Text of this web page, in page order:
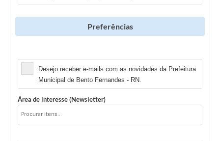
Preferências
Desejo receber e-mails com as novidades da Prefeitura
Municipal de Bento Fernandes - RN.
Área de interesse (Newsletter)